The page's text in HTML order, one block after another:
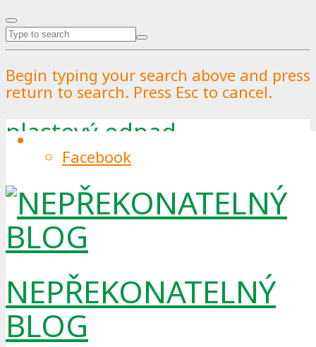
Begin typing your search above and press
return to search. Press Esc to cancel.
Facebook
NEPŘEKONATELNÝ
BLOG
plastový odpad